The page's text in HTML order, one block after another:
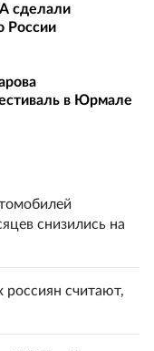
сделали
России
в Юрмале
снизились на
россиян считают,